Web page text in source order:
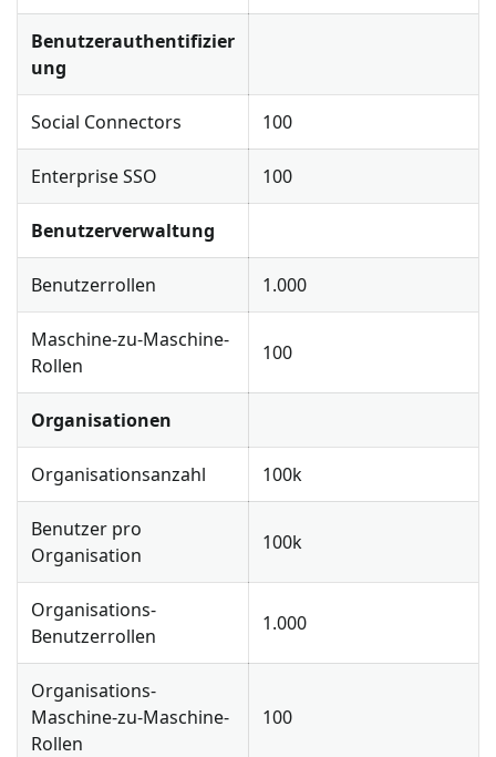
Benutzerauthentifizier
ung
Social Connectors 100
Enterprise SSO 100
Benutzerverwaltung
Benutzerrollen 1.000
Maschine-zu-Maschine-
Rollen
100
Organisationen
Organisationsanzahl 100k
Benutzer pro
Organisation
100k
Organisations-
Benutzerrollen
1.000
Organisations-
Maschine-zu-Maschine-
Rollen
100